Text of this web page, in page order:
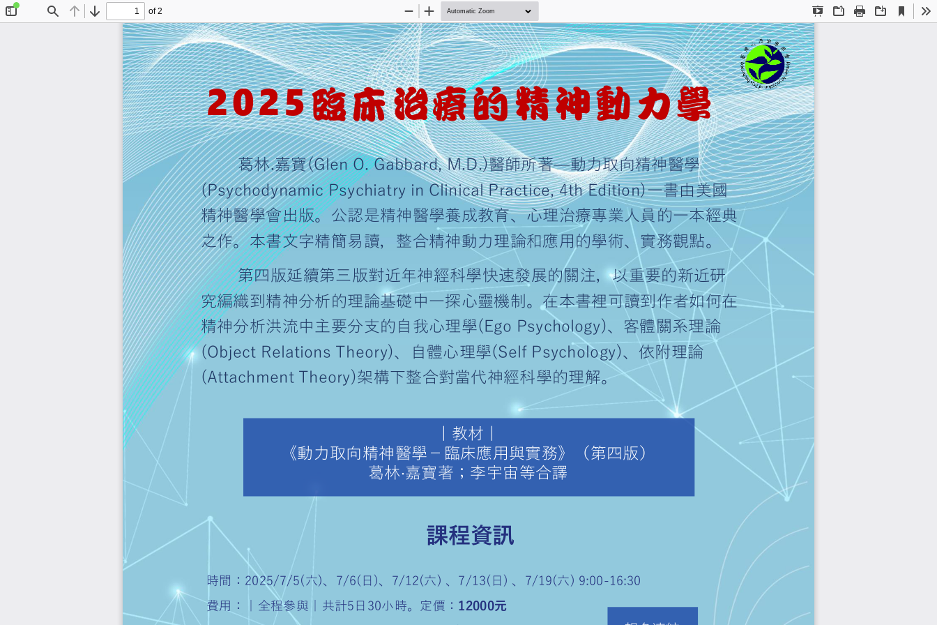
Find Previous
Next
of 2
Presentation
OpenPrint Download
Current
View
Zoom
Out
Zoom
In
2025臨床治療的精神
葛林
.嘉寶(Glen O. Gabbard, M.D.)
醫師所著
—動力取向精神醫學
(Psychodynamic Psychiatry in Clinical Practice, 4th Edition)
一書由美國
精神醫學會出版。公認是精神醫學養成教育、心理治療專業人員的
之作。本書文字精簡易讀，整合精神動力理論和應用的學術、實務
第四版延續第三版對近年神經科學快速發展的關注，以重要的
究編織到精神分析的理論基礎中一探心靈機制。在本書裡可讀到作
精神分析洪流中主要分支的自我心理學
(Ego Psychology)、客體關系理論
(Object Relations Theory)
、自體心理學(Self Psychology)
、依附理論
(Attachment Theory)架構下整合對當代神經科學的理解。
時間：2025/7/5(
六)、 7/6(
日 )、 7/12(
六) 、 7/13(
日 ) 、 7/19(
六) 9:00
- 16:30
費用：｜全程參與｜共計
5 日 30小時。定價：
12000
元
教材
《動力取向精神醫學－臨床應用與實務
》
（第四版）
葛林
·嘉寶著；李宇宙等合譯
課程資訊